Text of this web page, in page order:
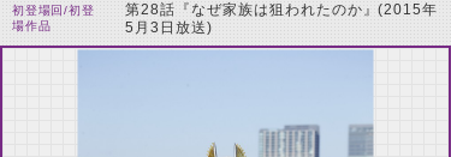
初登場回/初登
場作品
第28話『なぜ家族は狙われたのか』(2015年
5月3日放送)